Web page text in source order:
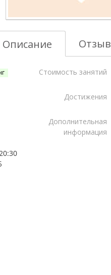
Описание
Стоимость занятий
Достижения
Дополнительная
информация